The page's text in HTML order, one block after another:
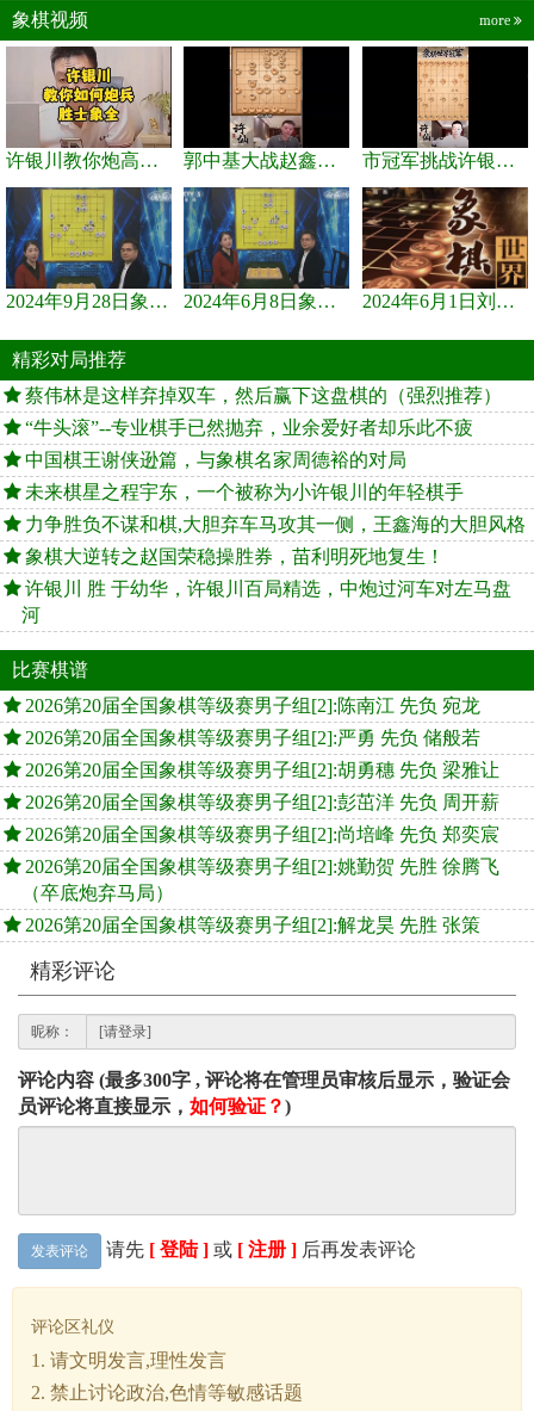
象棋视频 more
许银川教你炮高兵士象全如何赢士象全，简单四步即可 郭中基大战赵鑫鑫，许银川激情讲解 市冠军挑战许银川，急进中兵变化真激烈！
2024年9月28日象棋世界栏目，刘君、蒋川讲解了第九届杨官璘杯象棋... 2024年6月8日象棋世界，刘君、蒋川讲解了第九届杨官璘杯全国象棋... 2024年6月1日刘君、蒋川讲解第三届上海杯象棋大师赛谢靖与李少庚...
精彩对局推荐
蔡伟林是这样弃掉双车，然后赢下这盘棋的（强烈推荐）
“牛头滚”--专业棋手已然抛弃，业余爱好者却乐此不疲
中国棋王谢侠逊篇，与象棋名家周德裕的对局
未来棋星之程宇东，一个被称为小许银川的年轻棋手
力争胜负不谋和棋,大胆弃车马攻其一侧，王鑫海的大胆风格
象棋大逆转之赵国荣稳操胜券，苗利明死地复生！
许银川 胜 于幼华，许银川百局精选，中炮过河车对左马盘
河
比赛棋谱
2026第20届全国象棋等级赛男子组[2]:陈南江 先负 宛龙
2026第20届全国象棋等级赛男子组[2]:严勇 先负 储般若
2026第20届全国象棋等级赛男子组[2]:胡勇穗 先负 梁雅让
2026第20届全国象棋等级赛男子组[2]:彭茁洋 先负 周开薪
2026第20届全国象棋等级赛男子组[2]:尚培峰 先负 郑奕宸
2026第20届全国象棋等级赛男子组[2]:姚勤贺 先胜 徐腾飞
（卒底炮弃马局）
2026第20届全国象棋等级赛男子组[2]:解龙昊 先胜 张策
精彩评论
昵称：
评论内容 (最多300字 , 评论将在管理员审核后显示，验证会
员评论将直接显示， 如何验证？)
发表评论 请先 [ 登陆 ] 或 [ 注册 ] 后再发表评论
评论区礼仪
1. 请文明发言,理性发言
2. 禁止讨论政治,色情等敏感话题